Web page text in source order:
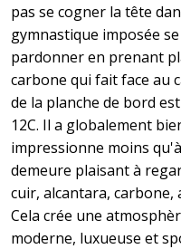
pas se cogner la tête
gymnastique imposée
pardonner en prenant
carbone qui fait face au
de la planche de bord
12C. Il a globalement
impressionne moins
demeure plaisant à
cuir, alcantara,
Cela crée une
moderne, luxueuse et